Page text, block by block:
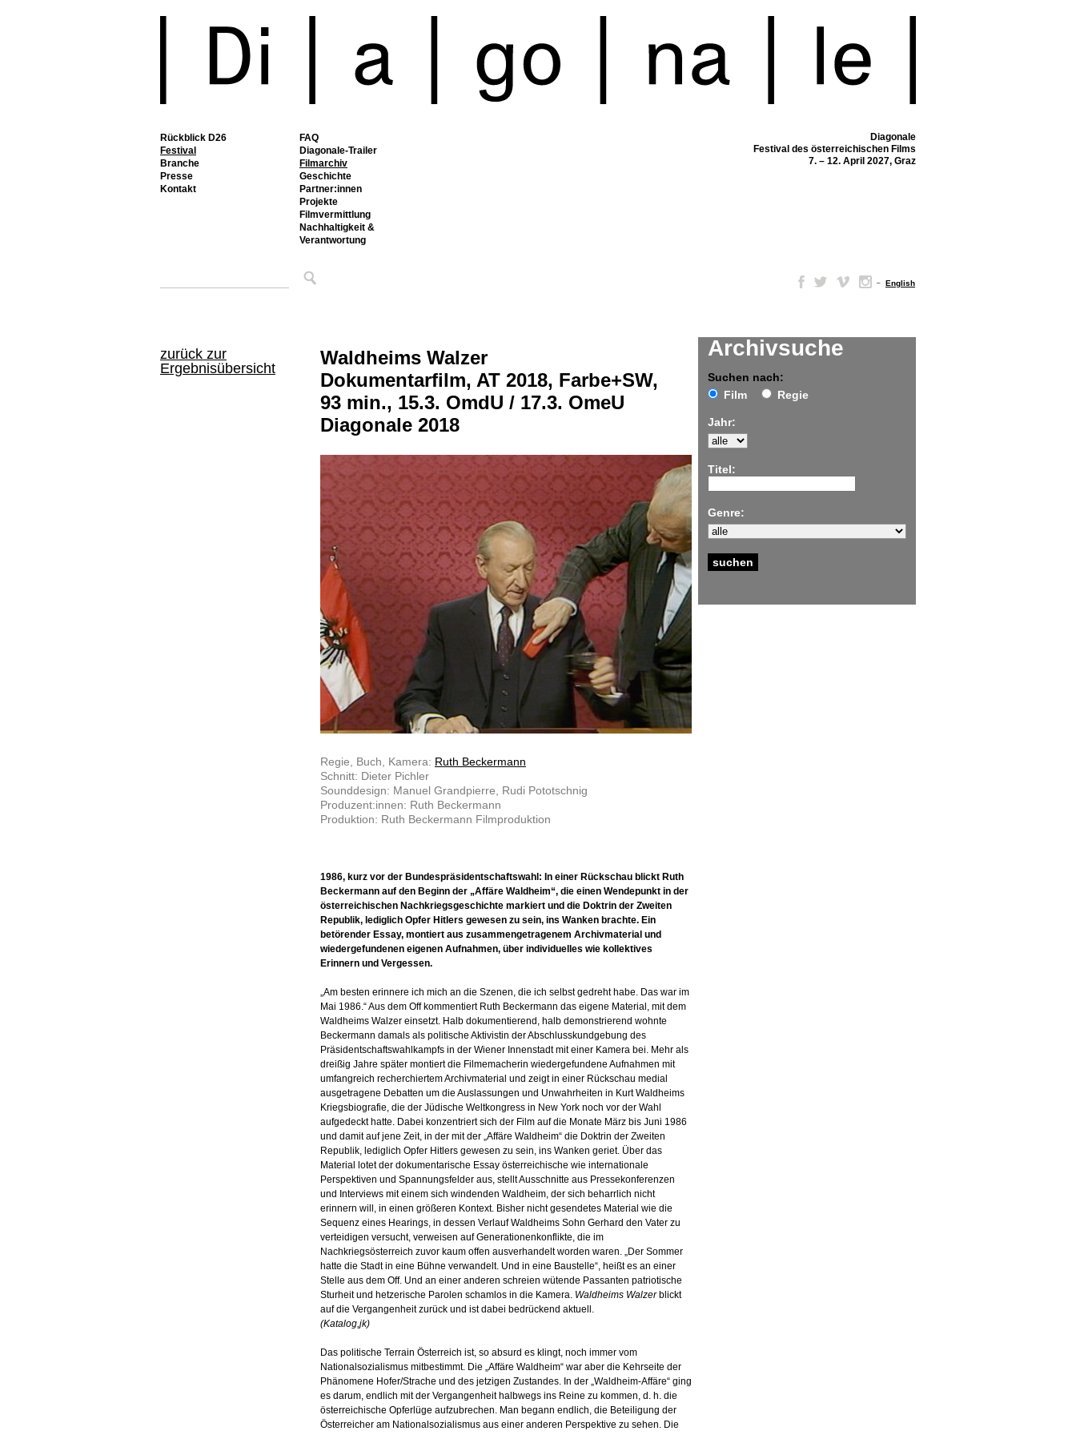
Rückblick D26
Festival
FAQ
Diagonale-Trailer
Filmarchiv
Geschichte
Partner:innen
Projekte
Filmvermittlung
Nachhaltigkeit &
Verantwortung
Branche
Presse
Kontakt
Diagonale
Festival des österreichischen Films
7. – 12. April 2027, Graz
– English
zurück zur
Ergebnisübersicht
Archivsuche
Suchen nach:
Film
Regie
Jahr:
Titel:
Genre:
Waldheims Walzer
Dokumentarfilm, AT 2018, Farbe+SW,
93 min., 15.3. OmdU / 17.3. OmeU
Diagonale 2018
Regie, Buch, Kamera: Ruth Beckermann
Schnitt: Dieter Pichler
Sounddesign: Manuel Grandpierre, Rudi Pototschnig
Produzent:innen: Ruth Beckermann
Produktion: Ruth Beckermann Filmproduktion
1986, kurz vor der Bundespräsidentschaftswahl: In einer Rückschau blickt Ruth
Beckermann auf den Beginn der „Affäre Waldheim“, die einen Wendepunkt in der
österreichischen Nachkriegsgeschichte markiert und die Doktrin der Zweiten
Republik, lediglich Opfer Hitlers gewesen zu sein, ins Wanken brachte. Ein
betörender Essay, montiert aus zusammengetragenem Archivmaterial und
wiedergefundenen eigenen Aufnahmen, über individuelles wie kollektives
Erinnern und Vergessen.
„Am besten erinnere ich mich an die Szenen, die ich selbst gedreht habe. Das war im
Mai 1986.“ Aus dem Off kommentiert Ruth Beckermann das eigene Material, mit dem
Waldheims Walzer einsetzt. Halb dokumentierend, halb demonstrierend wohnte
Beckermann damals als politische Aktivistin der Abschlusskundgebung des
Präsidentschaftswahlkampfs in der Wiener Innenstadt mit einer Kamera bei. Mehr als
dreißig Jahre später montiert die Filmemacherin wiedergefundene Aufnahmen mit
umfangreich recherchiertem Archivmaterial und zeigt in einer Rückschau medial
ausgetragene Debatten um die Auslassungen und Unwahrheiten in Kurt Waldheims
Kriegsbiografie, die der Jüdische Weltkongress in New York noch vor der Wahl
aufgedeckt hatte. Dabei konzentriert sich der Film auf die Monate März bis Juni 1986
und damit auf jene Zeit, in der mit der „Affäre Waldheim“ die Doktrin der Zweiten
Republik, lediglich Opfer Hitlers gewesen zu sein, ins Wanken geriet. Über das
Material lotet der dokumentarische Essay österreichische wie internationale
Perspektiven und Spannungsfelder aus, stellt Ausschnitte aus Pressekonferenzen
und Interviews mit einem sich windenden Waldheim, der sich beharrlich nicht
erinnern will, in einen größeren Kontext. Bisher nicht gesendetes Material wie die
Sequenz eines Hearings, in dessen Verlauf Waldheims Sohn Gerhard den Vater zu
verteidigen versucht, verweisen auf Generationenkonflikte, die im
Nachkriegsösterreich zuvor kaum offen ausverhandelt worden waren. „Der Sommer
hatte die Stadt in eine Bühne verwandelt. Und in eine Baustelle“, heißt es an einer
Stelle aus dem Off. Und an einer anderen schreien wütende Passanten patriotische
Sturheit und hetzerische Parolen schamlos in die Kamera. Waldheims Walzerblickt
auf die Vergangenheit zurück und ist dabei bedrückend aktuell.
(Katalog,jk)
Das politische Terrain Österreich ist, so absurd es klingt, noch immer vom
Nationalsozialismus mitbestimmt. Die „Affäre Waldheim“ war aber die Kehrseite der
Phänomene Hofer/Strache und des jetzigen Zustandes. In der „Waldheim-Affäre“ ging
es darum, endlich mit der Vergangenheit halbwegs ins Reine zu kommen, d. h. die
österreichische Opferlüge aufzubrechen. Man begann endlich, die Beteiligung der
Österreicher am Nationalsozialismus aus einer anderen Perspektive zu sehen. Die